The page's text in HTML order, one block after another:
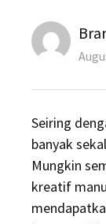
Seiring
banyak
Mungkin
kreatif